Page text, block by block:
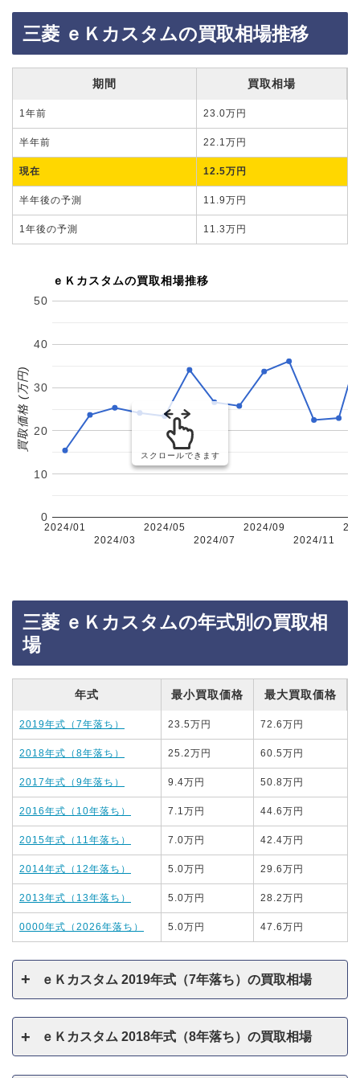
三菱 ｅＫカスタムの買取相場推移
期間 買取相場
1年前 23.0万円
半年前 22.1万円
現在 12.5万円
半年後の予測 11.9万円
1年後の予測 11.3万円
ｅＫカスタムの買取相場推移
2024/01
2024/03
2024/05
2024/07
2024/09
2024/11
0
10
20
30
40
50
買取価格 (万円)
スクロールできます
三菱 ｅＫカスタムの年式別の買取相
場
年式 最小買取価格 最大買取価格
2019年式（7年落ち） 23.5万円 72.6万円
2018年式（8年落ち） 25.2万円 60.5万円
2017年式（9年落ち） 9.4万円 50.8万円
2016年式（10年落ち） 7.1万円 44.6万円
2015年式（11年落ち） 7.0万円 42.4万円
2014年式（12年落ち） 5.0万円 29.6万円
2013年式（13年落ち） 5.0万円 28.2万円
0000年式（2026年落ち） 5.0万円 47.6万円
ｅＫカスタム 2019年式（7年落ち）の買取相場
ｅＫカスタム 2018年式（8年落ち）の買取相場